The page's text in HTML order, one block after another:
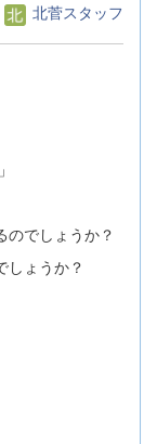
北菅スタッフ
のでしょうか？
しょうか？